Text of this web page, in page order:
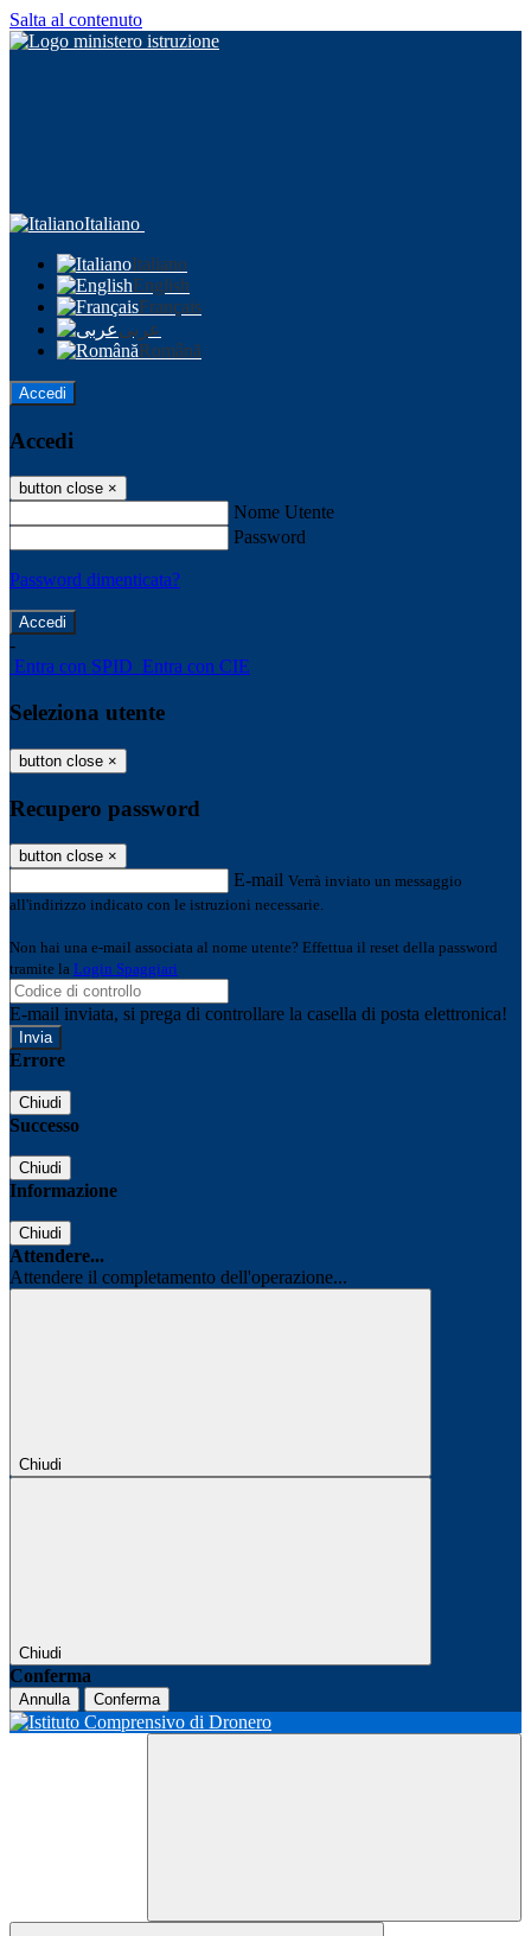
Salta al contenuto
Italiano
Italiano
English
Français
عربى
Română
Accedi
Accedi
button close ×
Nome Utente
Password
Password dimenticata?
-
Entra con SPID Entra con CIE
Seleziona utente
button close ×
Recupero password
button close ×
E-mail Verrà inviato un messaggio
all'indirizzo indicato con le istruzioni necessarie.
Non hai una e-mail associata al nome utente? Effettua il reset della password
tramite la Login Spaggiari
E-mail inviata, si prega di controllare la casella di posta elettronica!
Errore
Chiudi
Successo
Chiudi
Informazione
Chiudi
Attendere...
Attendere il completamento dell'operazione...
Chiudi
Chiudi
Conferma
Annulla Conferma